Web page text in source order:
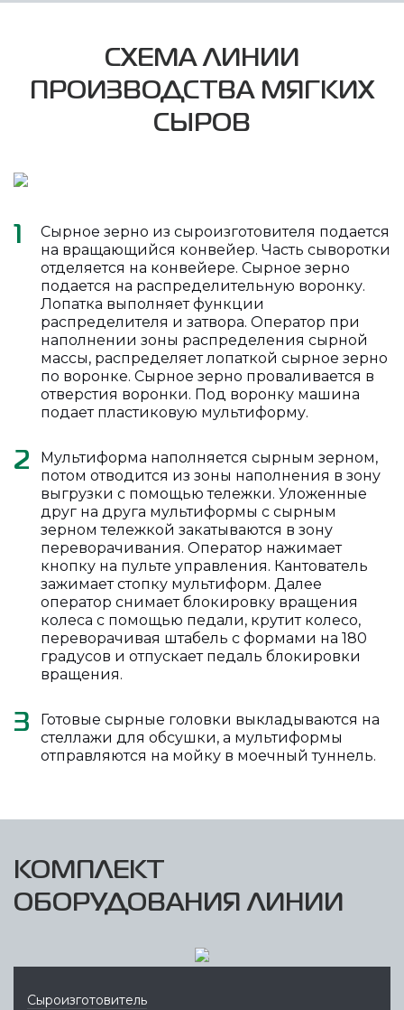
СХЕМА ЛИНИИ
ПРОИЗВОДСТВА МЯГКИХ
СЫРОВ
Сырное зерно из сыроизготовителя подается
на вращающийся конвейер. Часть сыворотки
отделяется на конвейере. Сырное зерно
подается на распределительную воронку.
Лопатка выполняет функции
распределителя и затвора. Оператор при
наполнении зоны распределения сырной
массы, распределяет лопаткой сырное зерно
по воронке. Сырное зерно проваливается в
отверстия воронки. Под воронку машина
подает пластиковую мультиформу.
2
Мультиформа наполняется сырным зерном,
потом отводится из зоны наполнения в зону
выгрузки с помощью тележки. Уложенные
друг на друга мультиформы с сырным
зерном тележкой закатываются в зону
переворачивания. Оператор нажимает
кнопку на пульте управления. Кантователь
зажимает стопку мультиформ. Далее
оператор снимает блокировку вращения
колеса с помощью педали, крутит колесо,
переворачивая штабель с формами на 180
градусов и отпускает педаль блокировки
вращения.
3
Готовые сырные головки выкладываются на
стеллажи для обсушки, а мультиформы
отправляются на мойку в моечный туннель.
КОМПЛЕКТ
ОБОРУДОВАНИЯ ЛИНИИ
Сыроизготовитель